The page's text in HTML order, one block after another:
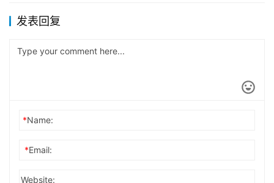
发表回复
*Name:
*Email:
Website: